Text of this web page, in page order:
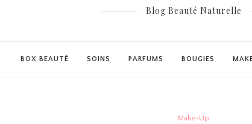
Blog Beauté Naturelle
BOX BEAUTÉ SOINS PARFUMS BOUGIES
Make-Up